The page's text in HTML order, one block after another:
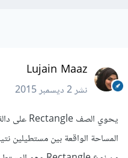
Lujain Maaz
نشر2 ديسمبر 2015
المساحة الواقعة بين مستطيلين